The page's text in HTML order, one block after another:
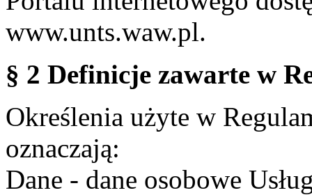
www.unts.waw.pl.
§ 2 Definicje zawarte w
Określenia użyte w
oznaczają:
Dane - dane osobowe